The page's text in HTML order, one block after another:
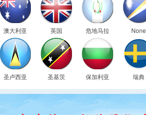
澳大利亚 英国 危地马拉 None
圣卢西亚 圣基茨 保加利亚 瑞典